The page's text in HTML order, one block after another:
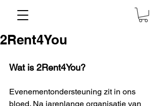
2Rent4You
Wat is 2Rent4You?
Evenementondersteuning zit in ons
bloed. Na jarenlange organisatie van